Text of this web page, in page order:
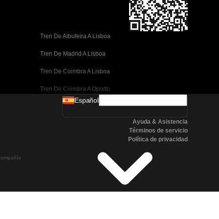
Tren De Albufeira A Lisboa
Tren De Madrid A Lisboa
Tren De Coimbra A Lisboa
Tren De Coimbra A Oporto
Tren De Valencia A Barcelona
Tren De Málaga A Madrid
Español
Ayuda & Asistencia
Términos de servicio
Política de privacidad